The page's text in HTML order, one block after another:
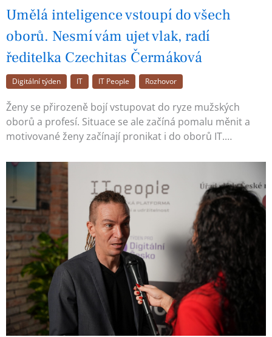
Umělá inteligence vstoupí do všech
oborů. Nesmí vám ujet vlak, radí
ředitelka Czechitas Čermáková
Digitální týden IT IT People Rozhovor
Ženy se přirozeně bojí vstupovat do ryze mužských
oborů a profesí. Situace se ale začíná pomalu měnit a
motivované ženy začínají pronikat i do oborů IT.…